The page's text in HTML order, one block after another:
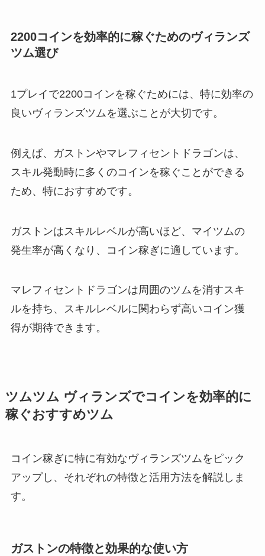
2200コインを効率的に稼ぐためのヴィランズ
ツム選び
1プレイで2200コインを稼ぐためには、特に効率の
良いヴィランズツムを選ぶことが大切です。
例えば、ガストンやマレフィセントドラゴンは、
スキル発動時に多くのコインを稼ぐことができる
ため、特におすすめです。
ガストンはスキルレベルが高いほど、マイツムの
発生率が高くなり、コイン稼ぎに適しています。
マレフィセントドラゴンは周囲のツムを消すスキ
ルを持ち、スキルレベルに関わらず高いコイン獲
得が期待できます。
ツムツム ヴィランズでコインを効率的に
稼ぐおすすめツム
コイン稼ぎに特に有効なヴィランズツムをピック
アップし、それぞれの特徴と活用方法を解説しま
す。
ガストンの特徴と効果的な使い方